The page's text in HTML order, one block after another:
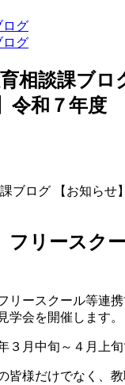
ログ
ログ
相談課ブロ
令和７年度
ブログ 【お知ら
リースク
リースクール等連
学会を開催します。
３月中旬～４月上旬
皆様だけでなく、